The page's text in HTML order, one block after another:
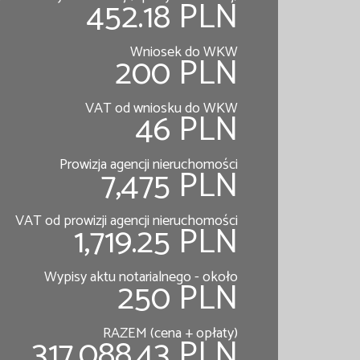
452.18 PLN
Wniosek do WKW
200 PLN
VAT od wniosku do WKW
46 PLN
Prowizja agencji nieruchomości
7,475 PLN
VAT od prowizji agencji nieruchomości
1,719.25 PLN
Wypisy aktu notarialnego - około
250 PLN
RAZEM (cena + opłaty)